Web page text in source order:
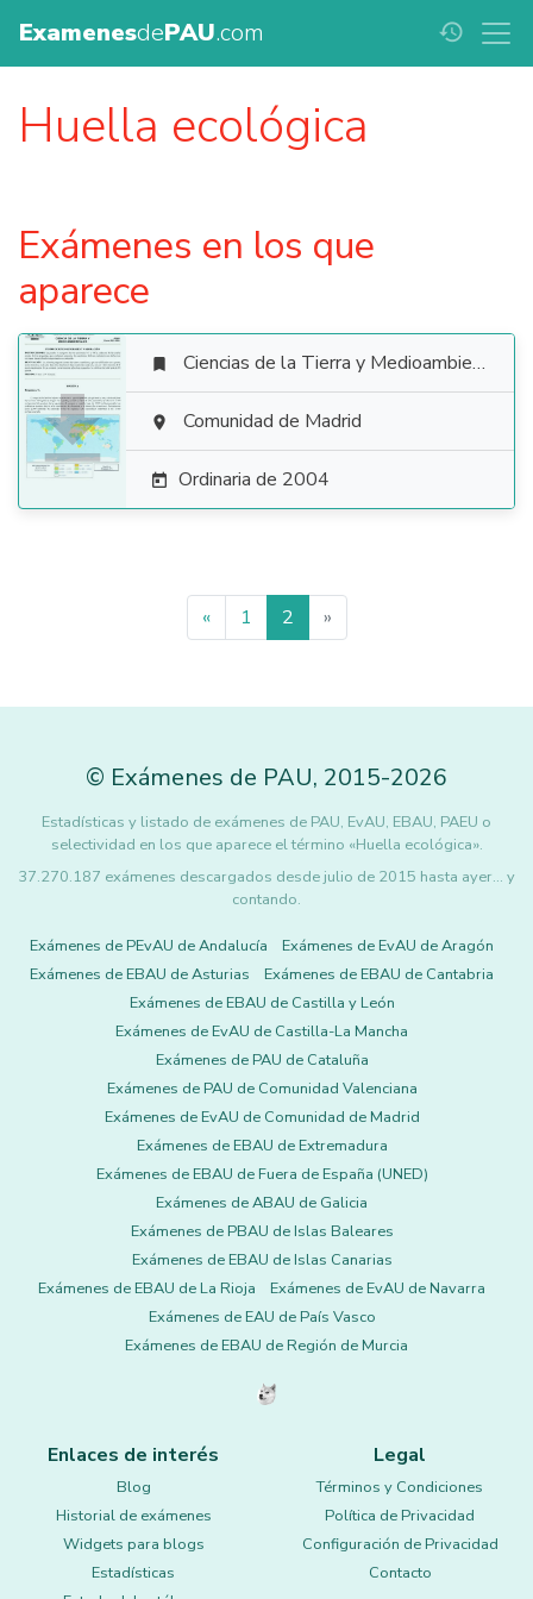
ExamenesdePAU.com history
Huella ecológica
Exámenes en los que
aparece

 Ciencias de la Tierra y Medioambientales
 Comunidad de Madrid
 Ordinaria de 2004
« 1 2 »
© Exámenes de PAU, 2015-2026
Estadísticas y listado de exámenes de PAU, EvAU, EBAU, PAEU o
selectividad en los que aparece el término «Huella ecológica».
37.270.187 exámenes descargados desde julio de 2015 hasta ayer... y
contando.
Exámenes de PEvAU de Andalucía
Exámenes de EvAU de Aragón
Exámenes de EBAU de Asturias
Exámenes de EBAU de Cantabria
Exámenes de EBAU de Castilla y León
Exámenes de EvAU de Castilla-La Mancha
Exámenes de PAU de Cataluña
Exámenes de PAU de Comunidad Valenciana
Exámenes de EvAU de Comunidad de Madrid
Exámenes de EBAU de Extremadura
Exámenes de EBAU de Fuera de España (UNED)
Exámenes de ABAU de Galicia
Exámenes de PBAU de Islas Baleares
Exámenes de EBAU de Islas Canarias
Exámenes de EBAU de La Rioja
Exámenes de EvAU de Navarra
Exámenes de EAU de País Vasco
Exámenes de EBAU de Región de Murcia
Enlaces de interés
Blog
Historial de exámenes
Widgets para blogs
Estadísticas
Legal
Términos y Condiciones
Política de Privacidad
Configuración de Privacidad
Contacto